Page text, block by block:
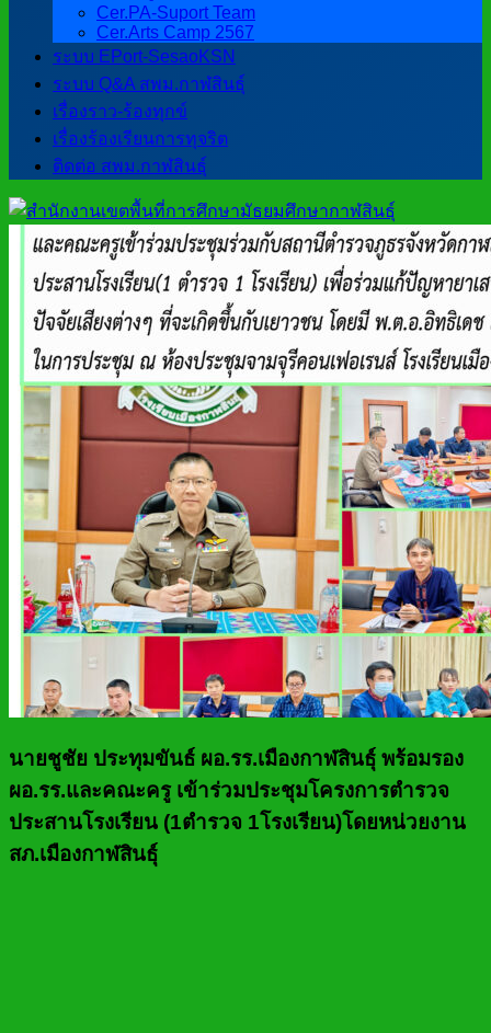
Cer.PA-Suport Team
Cer.Arts Camp 2567
ระบบ EPort-SesaoKSN
ระบบ Q&A สพม.กาฬสินธุ์
เรื่องราว-ร้องทุกข์
เรื่องร้องเรียนการทุจริต
ติดต่อ สพม.กาฬสินธุ์
นายชูชัย ประทุมขันธ์ ผอ.รร.เมืองกาฬสินธุ์ พร้อมรอง
ผอ.รร.และคณะครู เข้าร่วมประชุมโครงการตำรวจ
ประสานโรงเรียน (1ตำรวจ 1โรงเรียน)โดยหน่วยงาน
สภ.เมืองกาฬสินธุ์